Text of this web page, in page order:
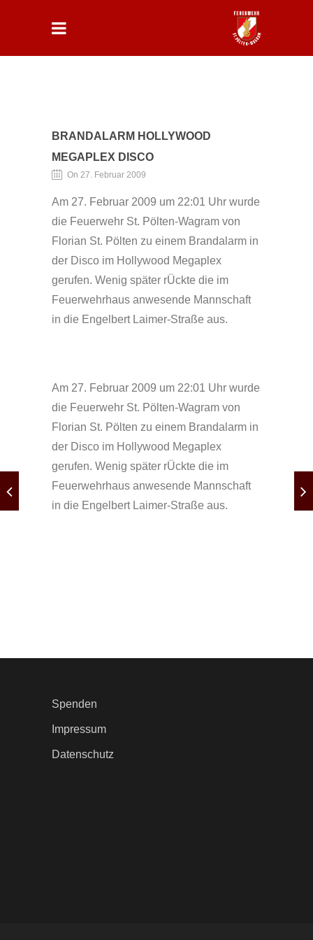
BRANDALARM HOLLYWOOD
MEGAPLEX DISCO
On 27. Februar 2009
Am 27. Februar 2009 um 22:01 Uhr wurde
die Feuerwehr St. Pölten-Wagram von
Florian St. Pölten zu einem Brandalarm in
der Disco im Hollywood Megaplex
gerufen. Wenig später rÜckte die im
Feuerwehrhaus anwesende Mannschaft
in die Engelbert Laimer-Straße aus.
Am 27. Februar 2009 um 22:01 Uhr wurde
die Feuerwehr St. Pölten-Wagram von
Florian St. Pölten zu einem Brandalarm in
der Disco im Hollywood Megaplex
gerufen. Wenig später rÜckte die im
Feuerwehrhaus anwesende Mannschaft
in die Engelbert Laimer-Straße aus.
Spenden
Impressum
Datenschutz
.